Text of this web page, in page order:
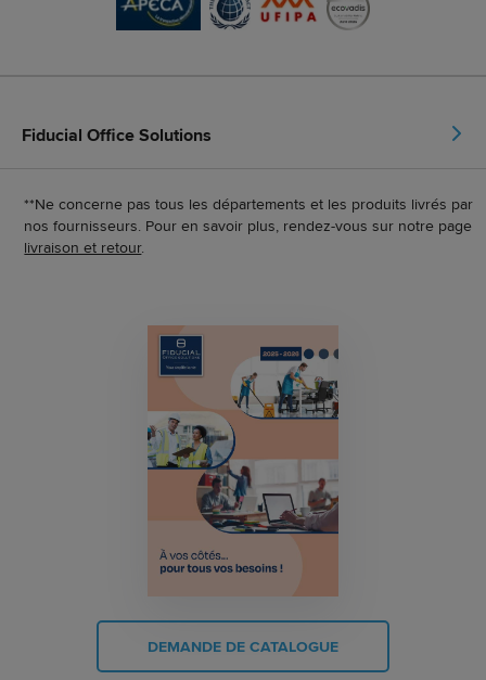
Fiducial Office Solutions
**Ne concerne pas tous les départements et les produits livrés par
nos fournisseurs. Pour en savoir plus, rendez-vous sur notre page
livraison et retour.
DEMANDE DE CATALOGUE